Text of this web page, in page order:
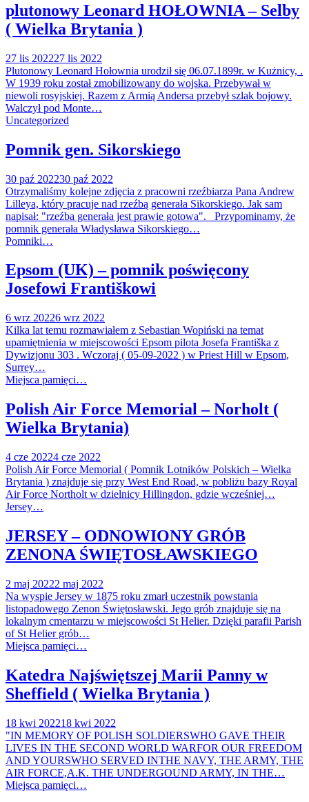
plutonowy Leonard HOŁOWNIA – Selby
( Wielka Brytania )
27 lis 202227 lis 2022
Plutonowy Leonard Hołownia urodził się 06.07.1899r. w Kużnicy, .
W 1939 roku został zmobilizowany do wojska. Przebywał w
niewoli rosyjskiej. Razem z Armią Andersa przebył szlak bojowy.
Walczył pod Monte…
Uncategorized
Pomnik gen. Sikorskiego
30 paź 202230 paź 2022
Otrzymaliśmy kolejne zdjęcia z pracowni rzeźbiarza Pana Andrew
Lilleya, który pracuje nad rzeźbą generała Sikorskiego. Jak sam
napisał: "rzeźba generała jest prawie gotowa". Przypominamy, że
pomnik generała Władysława Sikorskiego…
Pomniki…
Epsom (UK) – pomnik poświęcony
Josefowi Františkowi
6 wrz 20226 wrz 2022
Kilka lat temu rozmawiałem z Sebastian Wopiński na temat
upamiętnienia w miejscowości Epsom pilota Josefa Františka z
Dywizjonu 303 . Wczoraj ( 05-09-2022 ) w Priest Hill w Epsom,
Surrey…
Miejsca pamięci…
Polish Air Force Memorial – Norholt (
Wielka Brytania)
4 cze 20224 cze 2022
Polish Air Force Memorial ( Pomnik Lotników Polskich – Wielka
Brytania ) znajduje się przy West End Road, w pobliżu bazy Royal
Air Force Northolt w dzielnicy Hillingdon, gdzie wcześniej…
Jersey…
JERSEY – ODNOWIONY GRÓB
ZENONA ŚWIĘTOSŁAWSKIEGO
2 maj 20222 maj 2022
Na wyspie Jersey w 1875 roku zmarł uczestnik powstania
listopadowego Zenon Świętosławski. Jego grób znajduje się na
lokalnym cmentarzu w miejscowości St Helier. Dzięki parafii Parish
of St Helier grób…
Miejsca pamięci…
Katedra Najświętszej Marii Panny w
Sheffield ( Wielka Brytania )
18 kwi 202218 kwi 2022
"IN MEMORY OF POLISH SOLDIERSWHO GAVE THEIR
LIVES IN THE SECOND WORLD WARFOR OUR FREEDOM
AND YOURSWHO SERVED INTHE NAVY, THE ARMY, THE
AIR FORCE,A.K. THE UNDERGOUND ARMY, IN THE…
Miejsca pamięci…